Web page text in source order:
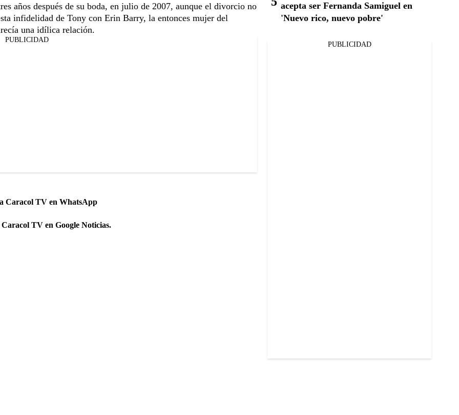
años después de su boda, en julio de 2007, aunque el divorcio no
infidelidad de Tony con Erin Barry, la entonces mujer del
una idílica relación.
PUBLICIDAD
Caracol TV en WhatsApp
Caracol TV en Google Noticias.
acepta ser Fernanda Samiguel en
'Nuevo rico, nuevo pobre'
PUBLICIDAD